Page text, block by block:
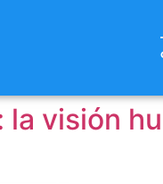
visión